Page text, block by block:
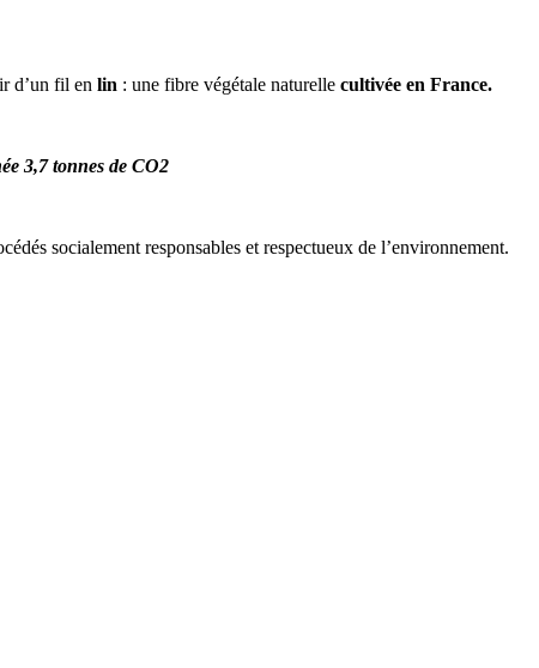
d’un fil en lin : une fibre végétale naturelle cultivée en France.
3,7 tonnes de CO2
socialement responsables et respectueux de l’environnement.